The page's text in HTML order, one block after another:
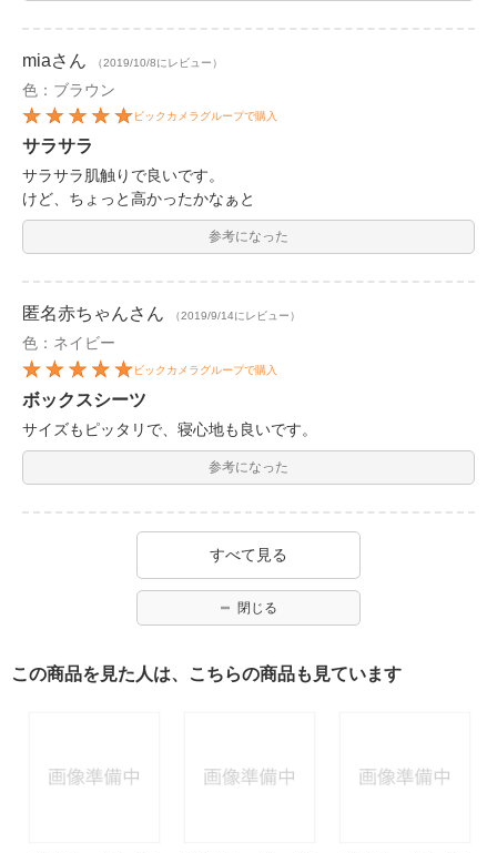
miaさん （2019/10/8にレビュー）
色：ブラウン
ビックカメラグループで購入
サラサラ
サラサラ肌触りで良いです。
けど、ちょっと高かったかなぁと
参考になった
匿名赤ちゃんさん （2019/9/14にレビュー）
色：ネイビー
ビックカメラグループで購入
ボックスシーツ
サイズもピッタリで、寝心地も良いです。
参考になった
すべて見る
閉じる
この商品を見た人は、こちらの商品も見ています